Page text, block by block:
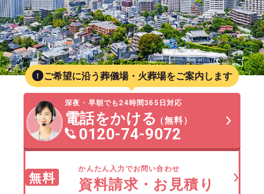
ご希望に沿う葬儀場・火葬場をご案内します
深夜・早朝でも24時間365日対応
電話をかける（無料）
0120-74-9072
無料
かんたん入力でお問い合わせ
資料請求・お見積り